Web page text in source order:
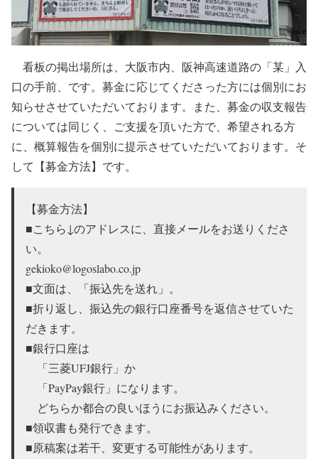
看板の掲出場所は、大阪市内、阪神高速道路の「某」入
口の手前、です。募金に応じてくださった方には個別にお
知らせさせていただいております。また、募金の収支報告
については同じく、ご支援を頂いた方で、希望される方
に、概算報告を個別に提示させていただいております。そ
して【募金方法】です。
【募金方法】
■こちら↓のアドレスに、直接メールをお送りくださ
い。
gekioko@logoslabo.co.jp
■文面は、「振込先を送れ」。
■折り返し、振込先の銀行口座番号を返信させていた
だきます。
■銀行口座は
「三菱UFJ銀行」か
「PayPay銀行」になります。
どちらか都合の良いほうにお振込みください。
■領収書も発行できます。
■原稿案は若干、変更する可能性があります。